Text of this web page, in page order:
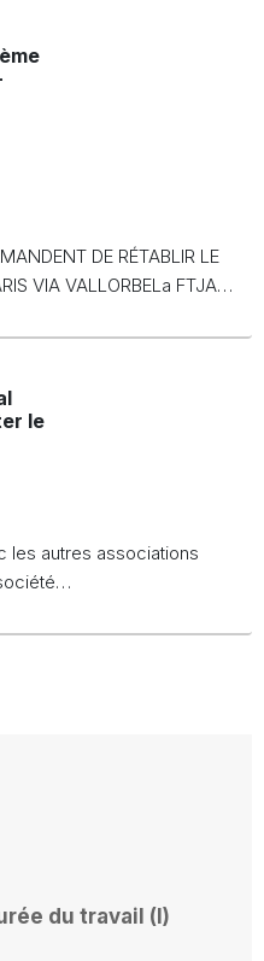
DE RÉTABLIR LE
VIA VALLORBELa FTJA…
le
les autres associations
du travail (I)